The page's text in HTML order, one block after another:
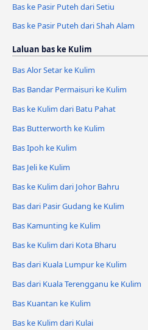
Bas ke Pasir Puteh dari Setiu
Bas ke Pasir Puteh dari Shah Alam
Laluan bas ke Kulim
Bas Alor Setar ke Kulim
Bas Bandar Permaisuri ke Kulim
Bas ke Kulim dari Batu Pahat
Bas Butterworth ke Kulim
Bas Ipoh ke Kulim
Bas Jeli ke Kulim
Bas ke Kulim dari Johor Bahru
Bas dari Pasir Gudang ke Kulim
Bas Kamunting ke Kulim
Bas ke Kulim dari Kota Bharu
Bas dari Kuala Lumpur ke Kulim
Bas dari Kuala Terengganu ke Kulim
Bas Kuantan ke Kulim
Bas ke Kulim dari Kulai